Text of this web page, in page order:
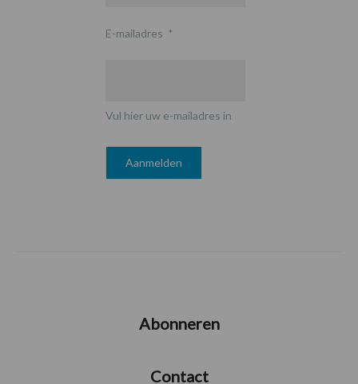
E-mailadres *
Vul hier uw e-mailadres in
Abonneren
Contact